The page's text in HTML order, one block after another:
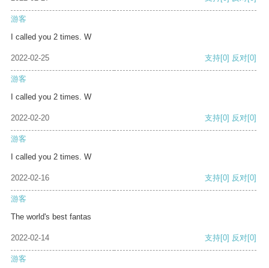
游客
I called you 2 times. W
2022-02-25 支持[0] 反对[0]
游客
I called you 2 times. W
2022-02-20 支持[0] 反对[0]
游客
I called you 2 times. W
2022-02-16 支持[0] 反对[0]
游客
The world's best fantas
2022-02-14 支持[0] 反对[0]
游客